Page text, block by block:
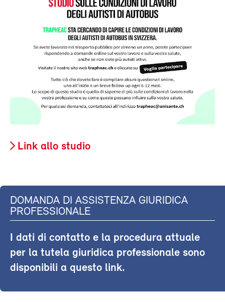
Link allo studio
DOMANDA DI ASSISTENZA GIURIDICA
PROFESSIONALE
I dati di contatto e la procedura attuale
per la tutela giuridica professionale sono
disponibili a questo link.